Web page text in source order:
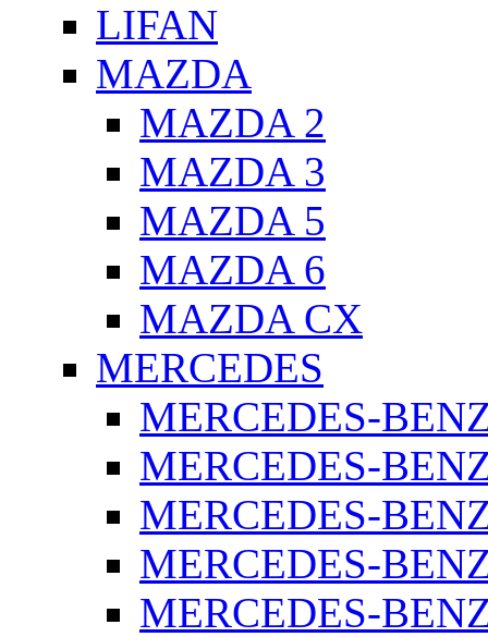
LIFAN
MAZDA
MAZDA 2
MAZDA 3
MAZDA 5
MAZDA 6
MAZDA CX
MERCEDES
MERCEDES-
MERCEDES-
MERCEDES-
MERCEDES-
MERCEDES-